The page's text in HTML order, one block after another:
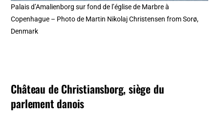
Palais d’Amalienborg sur fond de l’église de Marbre à
Copenhague – Photo de Martin Nikolaj Christensen from Sorø,
Denmark
Château de Christiansborg, siège du
parlement danois